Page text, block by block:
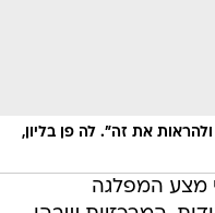
את זה". לה פן בליון,
מצע המפלגה